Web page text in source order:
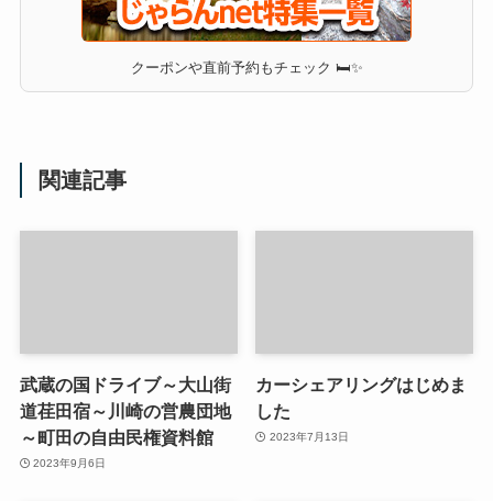
クーポンや直前予約もチェック 🛏✨
関連記事
武蔵の国ドライブ～大山街
道荏田宿～川崎の営農団地
～町田の自由民権資料館
2023年9月6日
カーシェアリングはじめま
した
2023年7月13日